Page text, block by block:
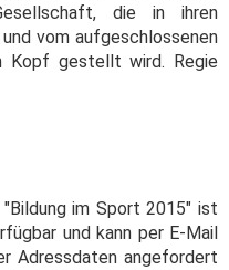
die in ihren
vom aufgeschlossenen
Kopf gestellt wird. Regie
im Sport 2015" ist
und kann per E-Mail
Adressdaten angefordert